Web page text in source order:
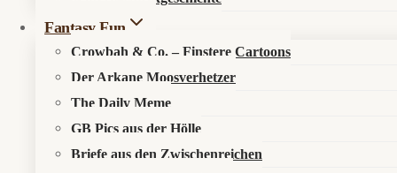
Fantasy Fun
Crowbah & Co. – Finstere Cartoons
Der Arkane Moosverhetzer
The Daily Meme
GB Pics aus der Hölle
Briefe aus den Zwischenreichen
Sieben Tage bis zum
Von Redaktion 13. August 2025
Endless Legend 2 lockt mit einer einwöchigen
Weiterlesen
Sieben